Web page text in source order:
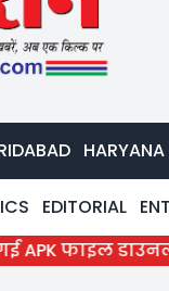
HARYANA
EDITORIAL
डाउनलोड करना